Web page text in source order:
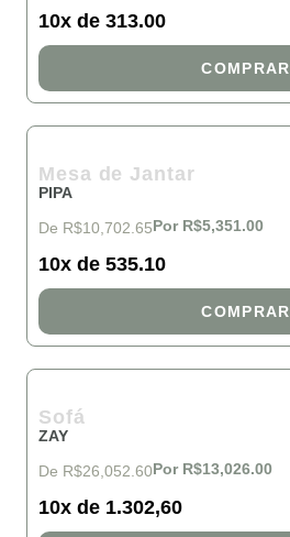
10x de 313.00
COMPRAR
Mesa de Jantar
PIPA
De R$10,702.65Por R$5,351.00
10x de 535.10
COMPRAR
Sofá
ZAY
De R$26,052.60Por R$13,026.00
10x de 1.302,60